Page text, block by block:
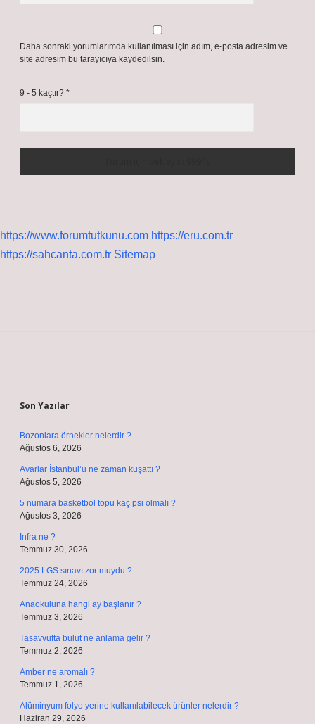
Daha sonraki yorumlarımda kullanılması için adım, e-posta adresim ve
site adresim bu tarayıcıya kaydedilsin.
9 - 5 kaçtır? *
https://www.forumtutkunu.com https://eru.com.tr
https://sahcanta.com.tr Sitemap
Son Yazılar
Bozonlara örnekler nelerdir ?
Ağustos 6, 2026
Avarlar İstanbul’u ne zaman kuşattı ?
Ağustos 5, 2026
5 numara basketbol topu kaç psi olmalı ?
Ağustos 3, 2026
Infra ne ?
Temmuz 30, 2026
2025 LGS sınavı zor muydu ?
Temmuz 24, 2026
Anaokuluna hangi ay başlanır ?
Temmuz 3, 2026
Tasavvufta bulut ne anlama gelir ?
Temmuz 2, 2026
Amber ne aromalı ?
Temmuz 1, 2026
Alüminyum folyo yerine kullanılabilecek ürünler nelerdir ?
Haziran 29, 2026